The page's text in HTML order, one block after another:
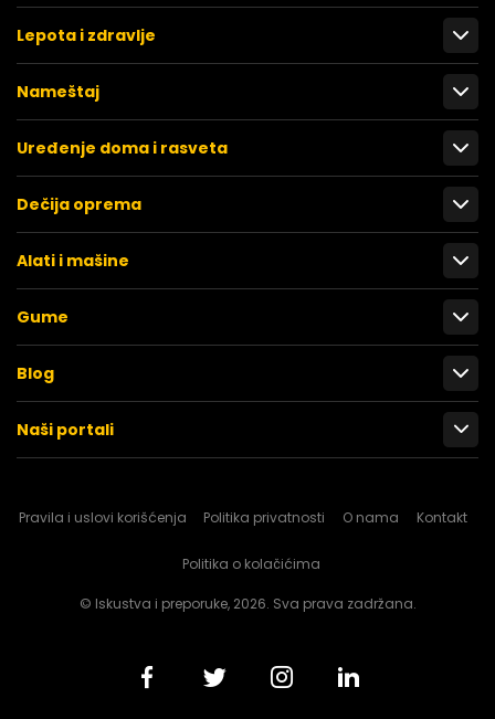
Lepota i zdravlje
Nameštaj
Uređenje doma i rasveta
Dečija oprema
Alati i mašine
Gume
Blog
Naši portali
Pravila i uslovi korišćenja Politika privatnosti O nama Kontakt
Politika o kolačićima
© Iskustva i preporuke, 2026. Sva prava zadržana.